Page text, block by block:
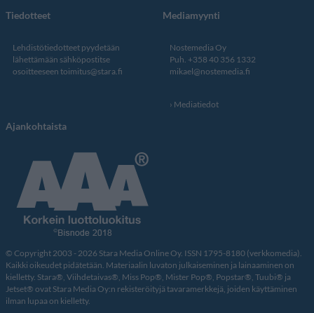
Tiedotteet
Lehdistötiedotteet pyydetään
lähettämään sähköpostitse
osoitteeseen toimitus@stara.fi
Mediamyynti
Nostemedia Oy
Puh. +358 40 356 1332
mikael@nostemedia.fi
Mediatiedot
Ajankohtaista
© Copyright 2003 - 2026 Stara Media Online Oy. ISSN 1795-8180 (verkkomedia).
Kaikki oikeudet pidätetään. Materiaalin luvaton julkaiseminen ja lainaaminen on
kielletty. Stara®, Viihdetaivas®, Miss Pop®, Mister Pop®, Popstar®, Tuubi® ja
Jetset® ovat Stara Media Oy:n rekisteröityjä tavaramerkkejä, joiden käyttäminen
ilman lupaa on kielletty.